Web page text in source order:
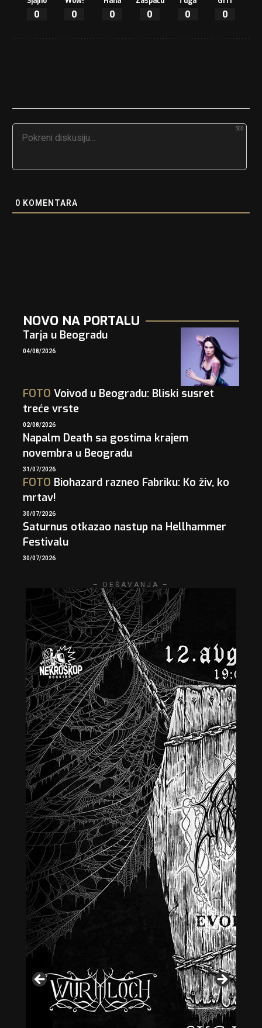
0 0 0 0 0 0
500
0 KOMENTARA
NOVO NA PORTALU
Tarja u Beogradu
04/08/2026
FOTO Voivod u Beogradu: Bliski susret
treće vrste
02/08/2026
Napalm Death sa gostima krajem
novembra u Beogradu
31/07/2026
FOTO Biohazard razneo Fabriku: Ko živ, ko
mrtav!
30/07/2026
Saturnus otkazao nastup na Hellhammer
Festivalu
30/07/2026
– DEŠAVANJA –